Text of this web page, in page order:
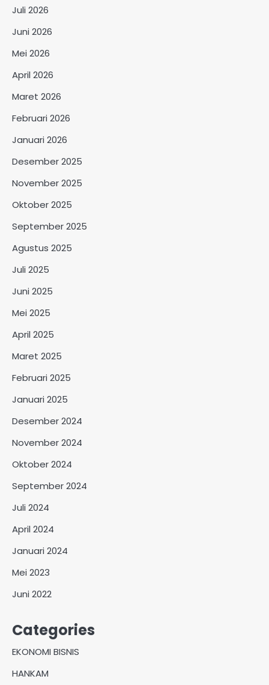
Juli 2026
Juni 2026
Mei 2026
April 2026
Maret 2026
Februari 2026
Januari 2026
Desember 2025
November 2025
Oktober 2025
September 2025
Agustus 2025
Juli 2025
Juni 2025
Mei 2025
April 2025
Maret 2025
Februari 2025
Januari 2025
Desember 2024
November 2024
Oktober 2024
September 2024
Juli 2024
April 2024
Januari 2024
Mei 2023
Juni 2022
Categories
EKONOMI BISNIS
HANKAM